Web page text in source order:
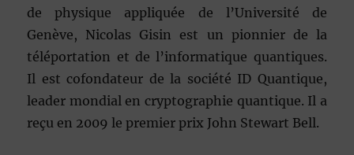
de physique appliquée de l’Université de
Genève, Nicolas Gisin est un pionnier de la
téléportation et de l’informatique quantiques.
Il est cofondateur de la société ID Quantique,
leader mondial en cryptographie quantique. Il a
reçu en 2009 le premier prix John Stewart Bell.